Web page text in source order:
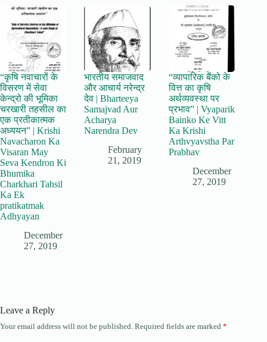
“कृषि नवाचारों के
विसरण में सेवा
केन्द्रो की भूमिका
चरखारी तहसील का
एक प्रतीकात्मक
अध्ययन” | Krishi
Navacharon Ka
Visaran May
Seva Kendron Ki
Bhumika
Charkhari Tahsil
Ka Ek
pratikatmak
Adhyayan
December
27, 2019
भारतीय समाजवाद
और आचार्य नरेन्द्र
देव | Bharteeya
Samajvad Aur
Acharya
Narendra Dev
February
21, 2019
“व्यापारिक बैंको के
वित्त का कृषि
अर्थव्यवस्था पर
प्रभाव” | Vyaparik
Bainko Ke Vitt
Ka Krishi
Arthvyavstha Par
Prabhav
December
27, 2019
Leave a Reply
Your email address will not be published. Required fields are marked *